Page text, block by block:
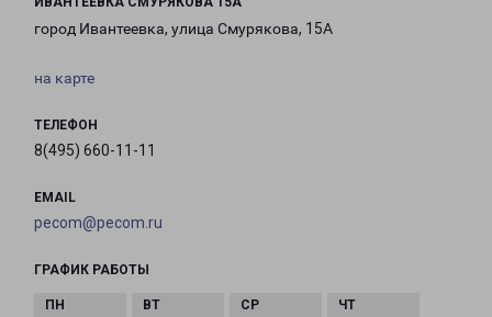
город Ивантеевка, улица Смурякова, 15А
на карте
ТЕЛЕФОН
8(495) 660-11-11
EMAIL
pecom@pecom.ru
ГРАФИК РАБОТЫ